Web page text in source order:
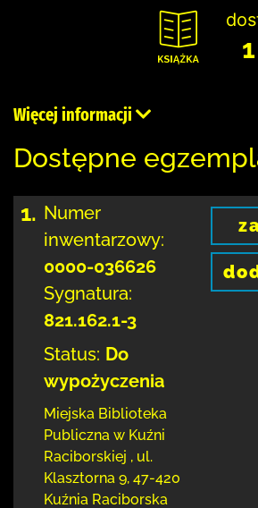
Więcej informacji
Dostępne
1. Numer
inwentarzowy:
0000-036626
Sygnatura:
821.162.1-3
Status: Do
wypożyczenia
Miejska Biblioteka
Publiczna w Kuźni
Raciborskiej , ul.
Klasztorna 9, 47-420
Kuźnia Raciborska